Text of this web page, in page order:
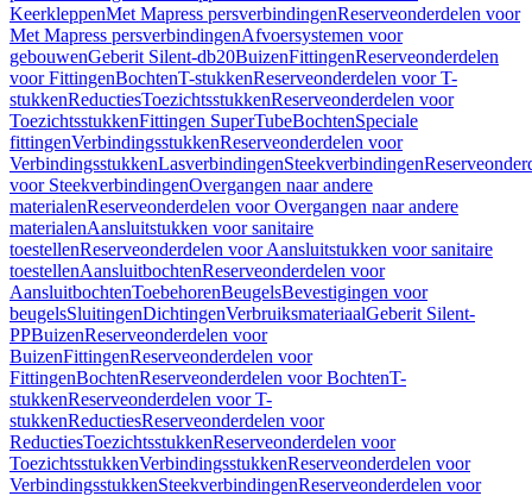
KeerkleppenMet Mapress persverbindingenReserveonderdelen voor
Met Mapress persverbindingenAfvoersystemen voor
gebouwenGeberit Silent-db20BuizenFittingenReserveonderdelen
voor FittingenBochtenT-stukkenReserveonderdelen voor T-
stukkenReductiesToezichtsstukkenReserveonderdelen voor
ToezichtsstukkenFittingen SuperTubeBochtenSpeciale
fittingenVerbindingsstukkenReserveonderdelen voor
VerbindingsstukkenLasverbindingenSteekverbindingen
voor SteekverbindingenOvergangen naar andere
materialenReserveonderdelen voor Overgangen naar andere
materialenAansluitstukken voor sanitaire
toestellenReserveonderdelen voor Aansluitstukken voor sanitaire
toestellenAansluitbochtenReserveonderdelen voor
AansluitbochtenToebehorenBeugelsBevestigingen voor
beugelsSluitingenDichtingenVerbruiksmateriaalGeberit Silent-
PPBuizenReserveonderdelen voor
BuizenFittingenReserveonderdelen voor
FittingenBochtenReserveonderdelen voor BochtenT-
stukkenReserveonderdelen voor T-
stukkenReductiesReserveonderdelen voor
ReductiesToezichtsstukkenReserveonderdelen voor
ToezichtsstukkenVerbindingsstukkenReserveonderdelen voor
VerbindingsstukkenSteekverbindingenReserveonderdelen voor